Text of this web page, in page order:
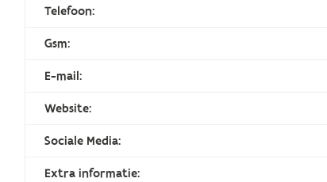
Telefoon:
Gsm:
E-mail:
Website:
Sociale Media:
Extra informatie: